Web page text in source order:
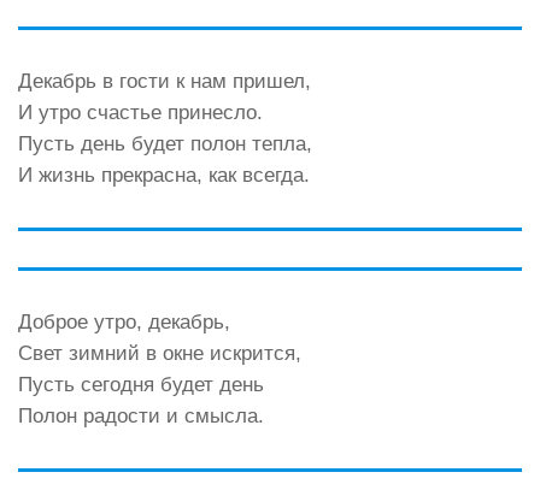
Декабрь в гости к нам пришел,
И утро счастье принесло.
Пусть день будет полон тепла,
И жизнь прекрасна, как всегда.
Доброе утро, декабрь,
Свет зимний в окне искрится,
Пусть сегодня будет день
Полон радости и смысла.